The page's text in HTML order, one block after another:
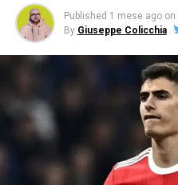
Published 1 mese ago on
By Giuseppe Colicchia